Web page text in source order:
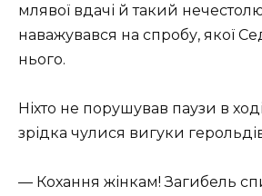
млявої вдачі й такий
наважувався на спробу, якої
нього.
Ніхто не порушував паузи в
зрідка чулися вигуки
— Кохання жінкам! Загибель